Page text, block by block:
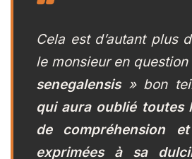
Cela est d’autant plus
le monsieuren question
senegalensis»bon
qui aura oublié toutes
de compréhension
exprimées à sa